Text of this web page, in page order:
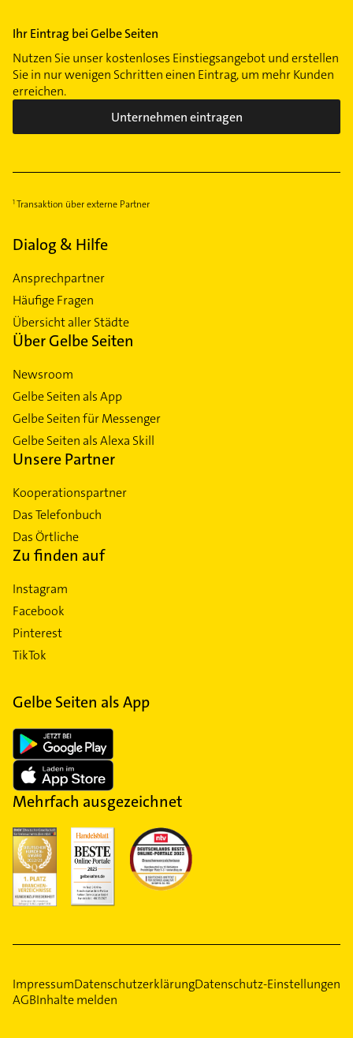
Ihr Eintrag bei Gelbe Seiten
Nutzen Sie unser kostenloses Einstiegsangebot und erstellen
Sie in nur wenigen Schritten einen Eintrag, um mehr Kunden
erreichen.
Unternehmen eintragen
Transaktion über externe Partner
Dialog & Hilfe
Ansprechpartner
Häufige Fragen
Übersicht aller Städte
Über Gelbe Seiten
Newsroom
Gelbe Seiten als App
Gelbe Seiten für Messenger
Gelbe Seiten als Alexa Skill
Unsere Partner
Kooperationspartner
Das Telefonbuch
Das Örtliche
Zu finden auf
Instagram
Facebook
Pinterest
TikTok
Gelbe Seiten als App
Mehrfach ausgezeichnet
ImpressumDatenschutzerklärungDatenschutz-Einstellungen
AGBInhalte melden